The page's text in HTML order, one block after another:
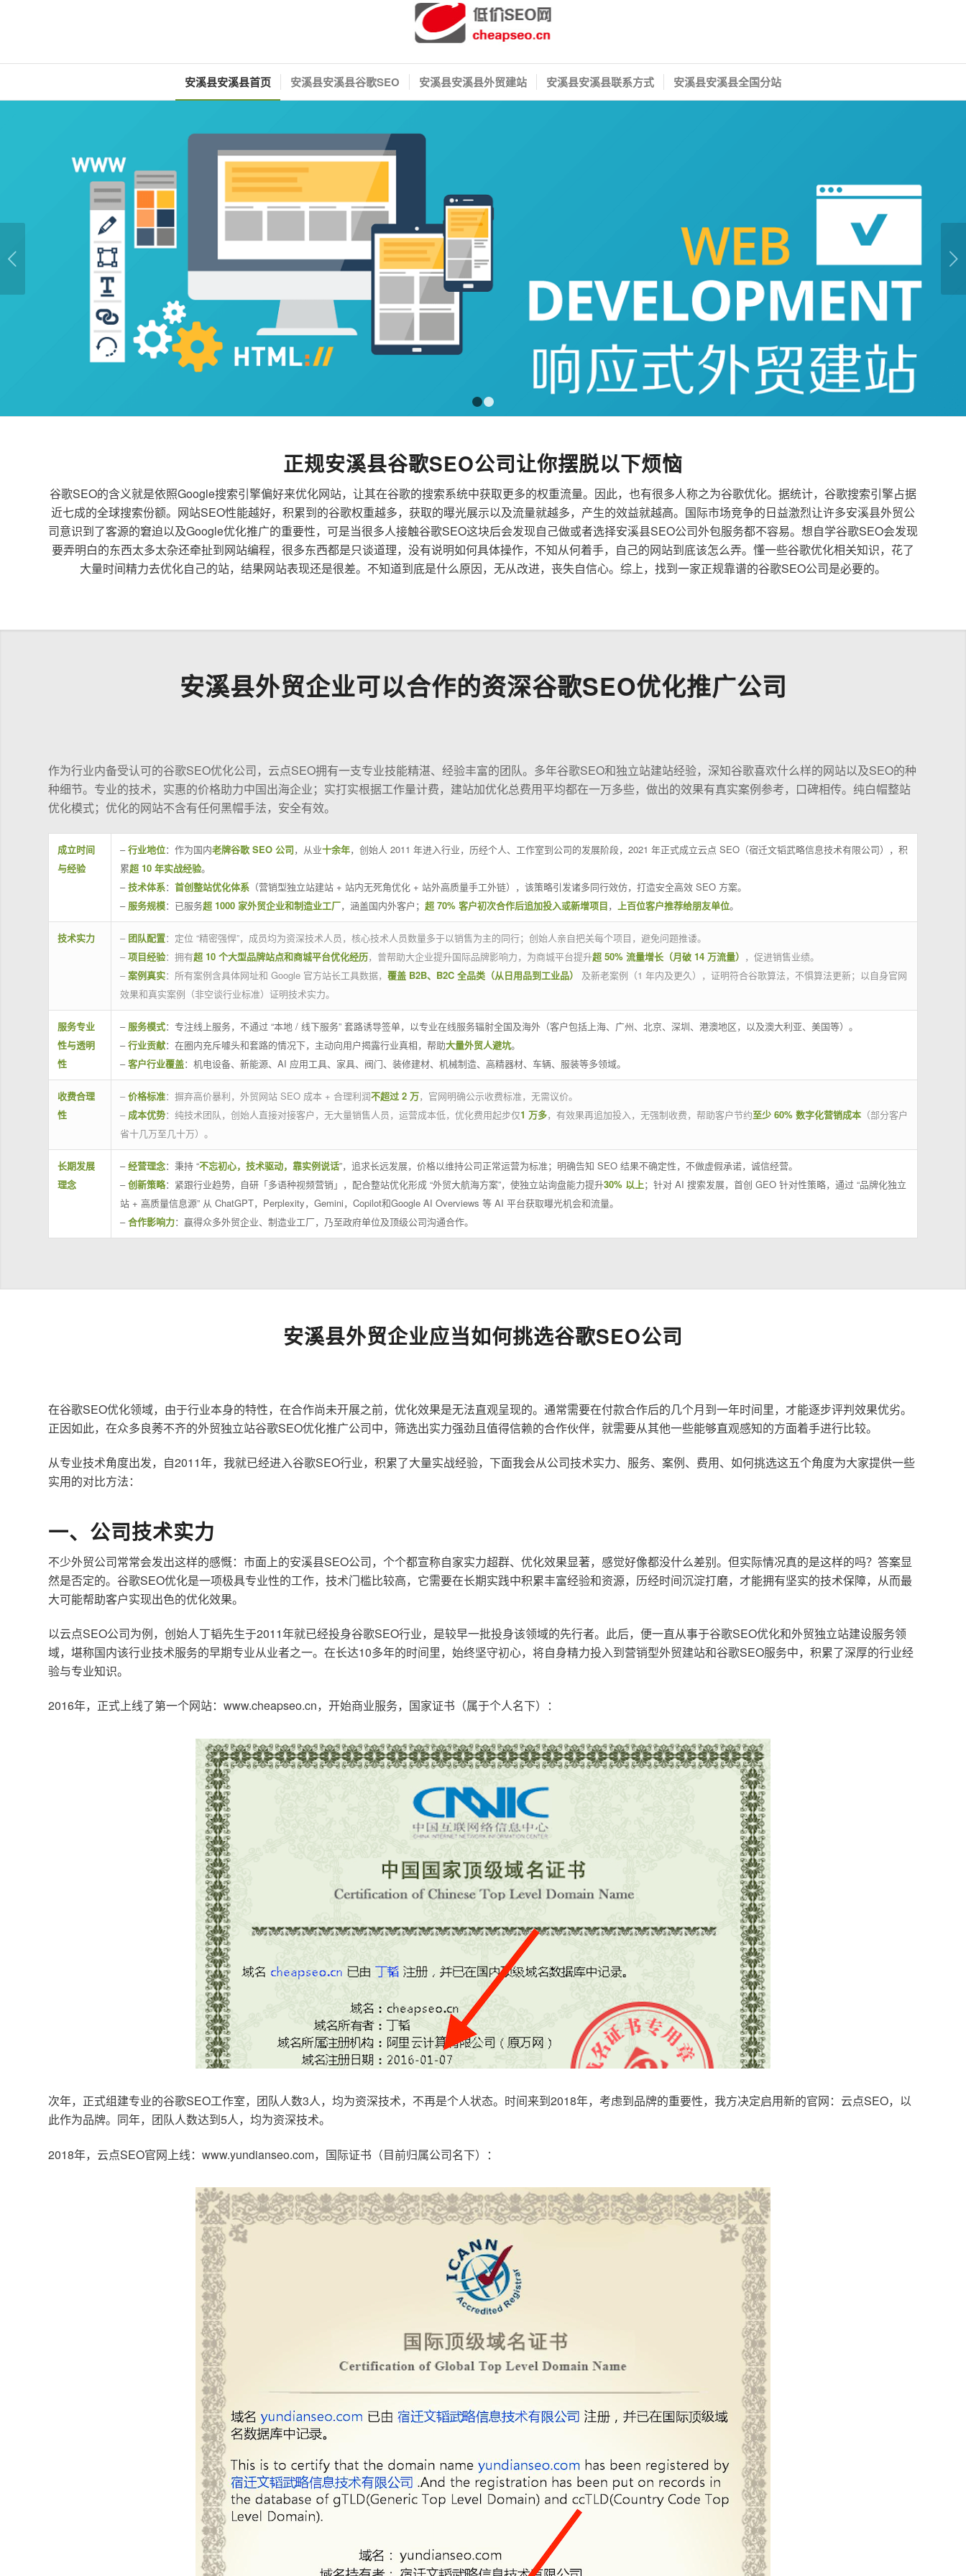
安溪县安溪县首页 安溪县安溪县谷歌SEO 安溪县安溪县外贸建站 安溪县安溪县联系方式 安溪县安溪县全国分站
下一页
正规安溪县谷歌SEO公司让你摆脱以下烦恼
谷歌SEO的含义就是依照Google搜索引擎偏好来优化网站，让其在谷歌的搜索系统中获取更多的权重流量。因此，也有很多人称之为谷歌优化。据统计，谷歌搜索引擎占据
近七成的全球搜索份额。网站SEO性能越好，积累到的谷歌权重越多，获取的曝光展示以及流量就越多，产生的效益就越高。国际市场竞争的日益激烈让许多安溪县外贸公
司意识到了客源的窘迫以及Google优化推广的重要性，可是当很多人接触谷歌SEO这块后会发现自己做或者选择安溪县SEO公司外包服务都不容易。想自学谷歌SEO会发现
要弄明白的东西太多太杂还牵扯到网站编程，很多东西都是只谈道理，没有说明如何具体操作，不知从何着手，自己的网站到底该怎么弄。懂一些谷歌优化相关知识，花了
大量时间精力去优化自己的站，结果网站表现还是很差。不知道到底是什么原因，无从改进，丧失自信心。综上，找到一家正规靠谱的谷歌SEO公司是必要的。
安溪县外贸企业可以合作的资深谷歌SEO优化推广公司
作为行业内备受认可的谷歌SEO优化公司，云点SEO拥有一支专业技能精湛、经验丰富的团队。多年谷歌SEO和独立站建站经验，深知谷歌喜欢什么样的网站以及SEO的种
种细节。专业的技术，实惠的价格助力中国出海企业；实打实根据工作量计费，建站加优化总费用平均都在一万多些，做出的效果有真实案例参考，口碑相传。纯白帽整站
优化模式；优化的网站不含有任何黑帽手法，安全有效。
成立时间
与经验
–行业地位：作为国内老牌谷歌 SEO 公司，从业十余年，创始人 2011 年进入行业，历经个人、工作室到公司的发展阶段，2021 年正式成立云点 SEO（宿迁文韬武略信息技术有限公司），积
累超 10 年实战经验。
–技术体系： 首创整站优化体系 （营销型独立站建站 + 站内无死角优化 + 站外高质量手工外链），该策略引发诸多同行效仿，打造安全高效 SEO 方案。
– 服务规模：已服务超 1000 家外贸企业和制造业工厂，涵盖国内外客户； 超 70% 客户初次合作后追加投入或新增项目， 上百位客户推荐给朋友单位。
技术实力 – 团队配置：定位 “精密强悍”，成员均为资深技术人员，核心技术人员数量多于以销售为主的同行；创始人亲自把关每个项目，避免问题推诿。
– 项目经验：拥有超 10 个大型品牌站点和商城平台优化经历，曾帮助大企业提升国际品牌影响力，为商城平台提升超 50% 流量增长（月破 14 万流量） ，促进销售业绩。
– 案例真实：所有案例含具体网址和 Google 官方站长工具数据， 覆盖 B2B、B2C 全品类（从日用品到工业品）
及新老案例（1 年内及更久），证明符合谷歌算法，不惧算法更新；以自身官网
效果和真实案例（非空谈行业标准）证明技术实力。
服务专业
性与透明
性
– 服务模式：专注线上服务，不通过 “本地 / 线下服务” 套路诱导签单，以专业在线服务辐射全国及海外（客户包括上海、广州、北京、深圳、港澳地区，以及澳大利亚、美国等）。
–行业贡献：在圈内充斥噱头和套路的情况下，主动向用户揭露行业真相，帮助大量外贸人避坑。
–客户行业覆盖：机电设备、新能源、AI 应用工具、家具、阀门、装修建材、机械制造、高精器材、车辆、服装等多领域。
收费合理
性
– 价格标准：摒弃高价暴利，外贸网站 SEO 成本 + 合理利润不超过 2 万，官网明确公示收费标准，无需议价。
– 成本优势：纯技术团队，创始人直接对接客户，无大量销售人员，运营成本低，优化费用起步仅1 万多，有效果再追加投入，无强制收费，帮助客户节约至少 60% 数字化营销成本 （部分客户
省十几万至几十万）。
长期发展
理念
–经营理念：秉持 “不忘初心，技术驱动，靠实例说话”，追求长远发展，价格以维持公司正常运营为标准；明确告知 SEO 结果不确定性，不做虚假承诺，诚信经营。
–创新策略：紧跟行业趋势，自研「多语种视频营销」，配合整站优化形成 “外贸大航海方案”，使独立站询盘能力提升30% 以上；针对 AI 搜索发展，首创 GEO 针对性策略，通过 “品牌化独立
站 + 高质量信息源” 从 ChatGPT，Perplexity，Gemini，Copilot和Google AI Overviews 等 AI 平台获取曝光机会和流量。
–合作影响力：赢得众多外贸企业、制造业工厂，乃至政府单位及顶级公司沟通合作。
安溪县外贸企业应当如何挑选谷歌SEO公司
在谷歌SEO优化领域，由于行业本身的特性，在合作尚未开展之前，优化效果是无法直观呈现的。通常需要在付款合作后的几个月到一年时间里，才能逐步评判效果优劣。
正因如此，在众多良莠不齐的外贸独立站谷歌SEO优化推广公司中，筛选出实力强劲且值得信赖的合作伙伴，就需要从其他一些能够直观感知的方面着手进行比较。
从专业技术角度出发，自2011年，我就已经进入谷歌SEO行业，积累了大量实战经验，下面我会从公司技术实力、服务、案例、费用、如何挑选这五个角度为大家提供一些
实用的对比方法：
一、公司技术实力
不少外贸公司常常会发出这样的感慨：市面上的安溪县SEO公司，个个都宣称自家实力超群、优化效果显著，感觉好像都没什么差别。但实际情况真的是这样的吗？答案显
然是否定的。谷歌SEO优化是一项极具专业性的工作，技术门槛比较高，它需要在长期实践中积累丰富经验和资源，历经时间沉淀打磨，才能拥有坚实的技术保障，从而最
大可能帮助客户实现出色的优化效果。
以云点SEO公司为例，创始人丁韬先生于2011年就已经投身谷歌SEO行业，是较早一批投身该领域的先行者。此后，便一直从事于谷歌SEO优化和外贸独立站建设服务领
域，堪称国内该行业技术服务的早期专业从业者之一。在长达10多年的时间里，始终坚守初心，将自身精力投入到营销型外贸建站和谷歌SEO服务中，积累了深厚的行业经
验与专业知识。
2016年，正式上线了第一个网站：www.cheapseo.cn，开始商业服务，国家证书（属于个人名下）：
次年，正式组建专业的谷歌SEO工作室，团队人数3人，均为资深技术，不再是个人状态。时间来到2018年，考虑到品牌的重要性，我方决定启用新的官网：云点SEO，以
此作为品牌。同年，团队人数达到5人，均为资深技术。
2018年，云点SEO官网上线：www.yundianseo.com，国际证书（目前归属公司名下）：